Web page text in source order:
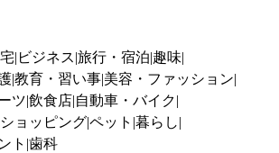
ビジネス 旅行・宿泊 趣味
教育・習い事 美容・ファッション
ツ 飲食店 自動車・バイク
ショッピングペット 暮らし
ト 歯科